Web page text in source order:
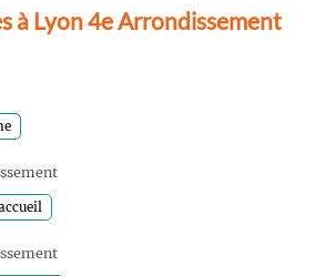
à Lyon 4e Arrondissement